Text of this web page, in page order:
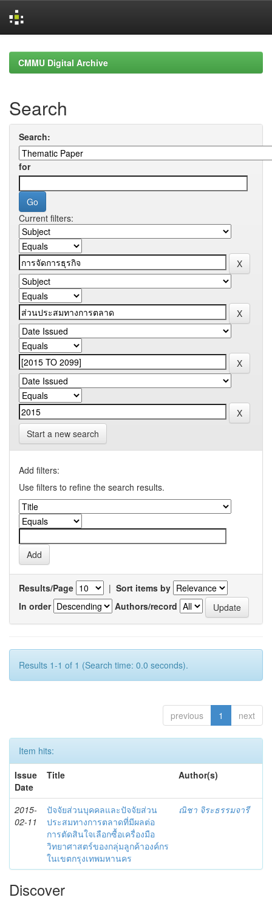
navigationCMMU Digital Archive
Search
Search:
for
Current filters:
Start a new search
Add filters:
Use filters to refine the search results.
Results/Page | Sort items by
In order
Authors/record
Results 1-1 of 1 (Search time: 0.0 seconds).
previous 1 next
Item hits:
Issue
Date
Title Author(s)
2015-
02-11
ปัจจัยส่วนบุคคลและปัจจัยส่วน
ประสมทางการตลาดที่มีผลต่อ
การตัดสินใจเลือกซื้อเครื่องมือ
วิทยาศาสตร์ของกลุ่มลูกค้าองค์กร
ในเขตกรุงเทพมหานคร
ณิชา จิระธรรมจารี
Discover